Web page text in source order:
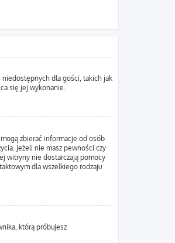
niedostępnych dla gości, takich jak
się jej wykonanie.
zbierać informacje od osób
Jeżeli nie masz pewności czy
witryny nie dostarczają pomocy
dla wszelkiego rodzaju
którą próbujesz